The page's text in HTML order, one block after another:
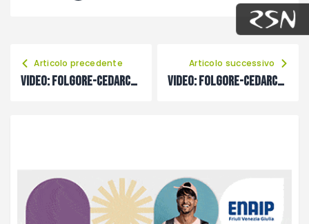
Articolo precedente
VIDEO: Folgore-Cedarchis, intervista a Daniele Gollino
Articolo successivo
VIDEO: Folgore-Cedarchis, intervista a Andrea Brovedani